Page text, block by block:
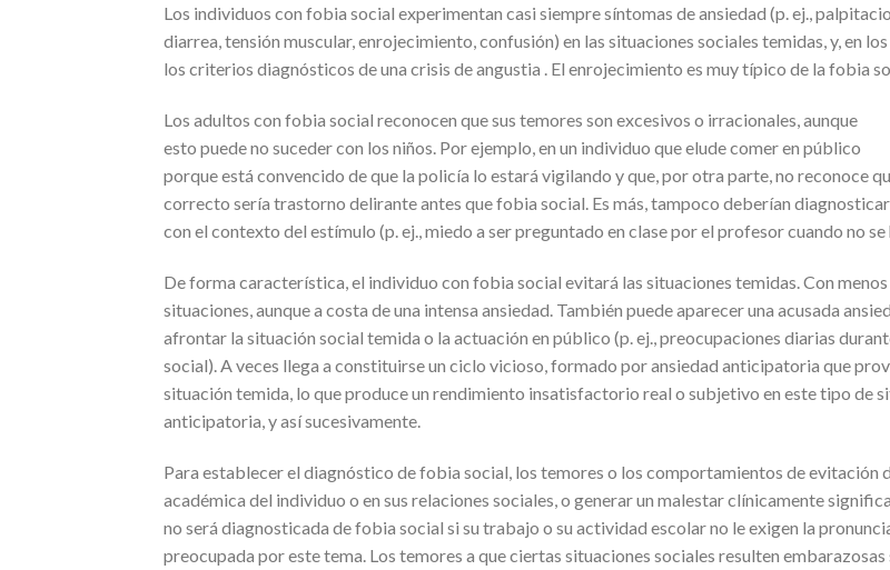
Los individuos con fobia social experimentan casi siempre síntomas de ansiedad (p. ej.,
diarrea, tensión muscular, enrojecimiento, confusión) en las situaciones sociales temidas, y, en
los criterios diagnósticos de una crisis de angustia . El enrojecimiento es muy típico de la fobia
Los adultos con fobia social reconocen que sus temores son excesivos o irracionales, aunque
esto puede no suceder con los niños. Por ejemplo, en un individuo que elude comer en público
porque está convencido de que la policía lo estará vigilando y que, por otra parte, no reconoce
correcto sería trastorno delirante antes que fobia social. Es más, tampoco deberían
con el contexto del estímulo (p. ej., miedo a ser preguntado en clase por el profesor cuando no
De forma característica, el individuo con fobia social evitará las situaciones temidas. Con
situaciones, aunque a costa de una intensa ansiedad. También puede aparecer una acusada
afrontar la situación social temida o la actuación en público (p. ej., preocupaciones diarias
social). A veces llega a constituirse un ciclo vicioso, formado por ansiedad anticipatoria que
situación temida, lo que produce un rendimiento insatisfactorio real o subjetivo en este tipo de
anticipatoria, y así sucesivamente.
Para establecer el diagnóstico de fobia social, los temores o los comportamientos de
académica del individuo o en sus relaciones sociales, o generar un malestar clínicamente
no será diagnosticada de fobia social si su trabajo o su actividad escolar no le exigen la
preocupada por este tema. Los temores a que ciertas situaciones sociales resulten